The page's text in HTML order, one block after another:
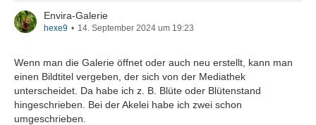
Envira-Galerie
hexe9 14. September 2024 um 19:23
Wenn man die Galerie öffnet oder auch neu erstellt, kann man
einen Bildtitel vergeben, der sich von der Mediathek
unterscheidet. Da habe ich z. B. Blüte oder Blütenstand
hingeschrieben. Bei der Akelei habe ich zwei schon
umgeschrieben.